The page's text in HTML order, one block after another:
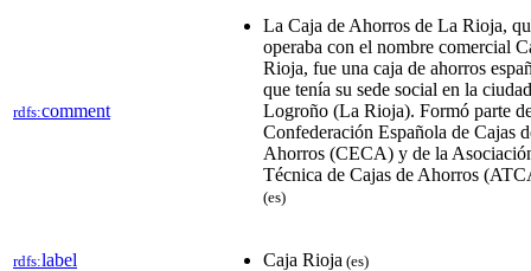
rdfs:comment
La Caja de Ahorros de La Rioja,
operaba con el nombre comercial
Rioja, fue una caja de ahorros
que tenía su sede social en la
Logroño (La Rioja). Formó parte
Confederación Española de Cajas
Ahorros (CECA) y de la
Técnica de Cajas de Ahorros
(es)
rdfs:label Caja Rioja (es)